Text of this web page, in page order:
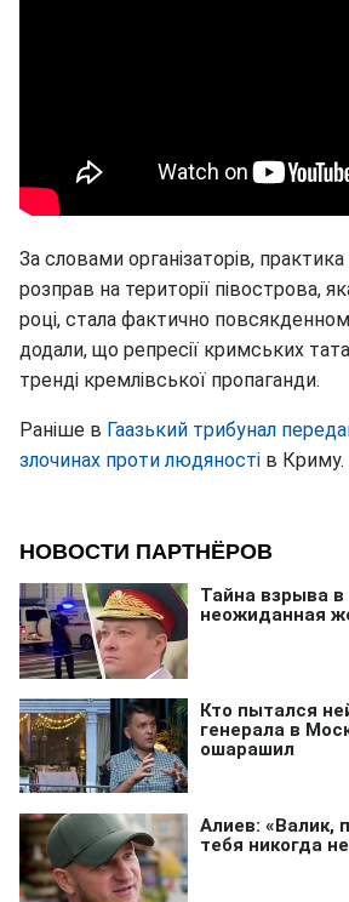
За словами організаторів,
розправ на території півострова,
році, стала фактично
додали, що репресії кримських
тренді кремлівської пропаганди.
Раніше в Гаазький трибунал
злочинах проти людяності в Криму.